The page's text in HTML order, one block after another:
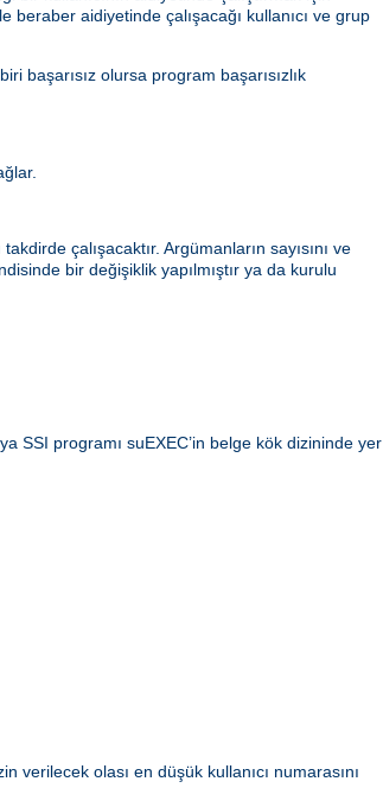
aidiyetinde çalışacağı kullanıcı ve grup
başarısız olursa program başarısızlık
çalışacaktır. Argümanların sayısını ve
bir değişiklik yapılmıştır ya da kurulu
SSI programı suEXEC’in belge kök dizininde yer
verilecek olası en düşük kullanıcı numarasını